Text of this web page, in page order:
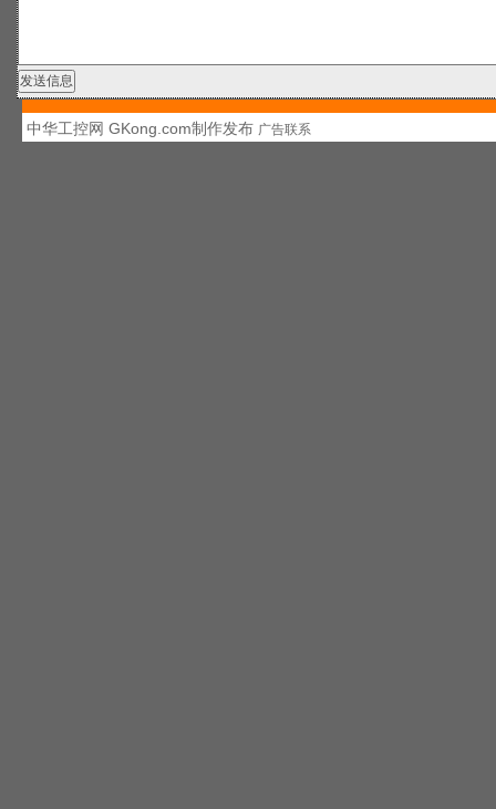
中华工控网 GKong.com制作发布 广告联系